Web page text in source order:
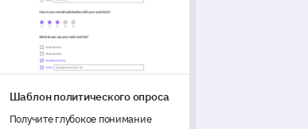
Шаблон политического опроса
Получите глубокое понимание